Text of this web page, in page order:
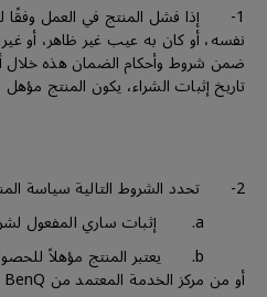
1- إذا فشل المنتج في العمل وفقًا
نفسه، أو كان به عيب غير ظاهر، أو
تاريخ إثبات الشراء، يكون المنتج
2- تحدد الشروط التالية سياسة المنتج المعطل قبل الإستلام:-
أو من مركز الخدمة المعتمد من BenQ خلال فترة الإسترجاع.